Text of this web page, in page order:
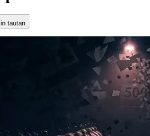
tautan